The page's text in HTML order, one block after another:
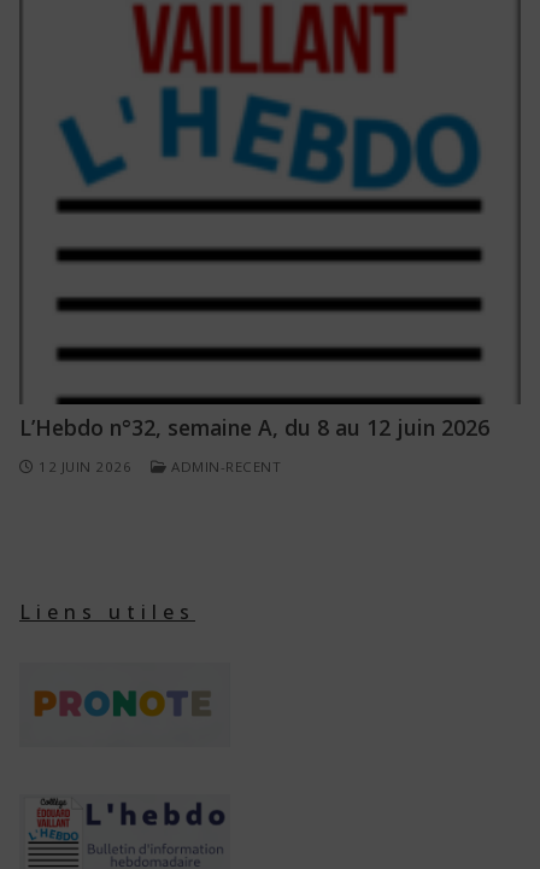
L’Hebdo n°32, semaine A, du 8 au 12 juin 2026
12 JUIN 2026 ADMIN-RECENT
Liens utiles